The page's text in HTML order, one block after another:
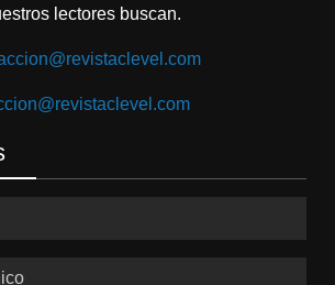
lectores buscan.